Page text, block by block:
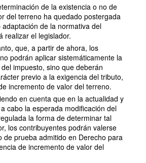
de la existencia o no de
del terreno ha quedado postergada
de la normativa del
realizar el legislador.
que, a partir de ahora, los
podrán aplicar sistemáticamente la
impuesto, sino que deberán
previo a la exigencia del tributo,
incremento de valor del terreno.
en cuenta que en la actualidad y
cabo la esperada modificación del
la forma de determinar tal
los contribuyentes podrán valerse
de prueba admitido en Derecho para
de incremento de valor del